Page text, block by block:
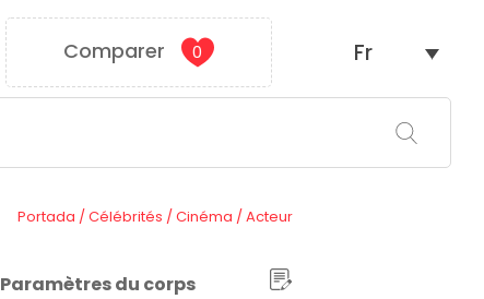
Comparer 0 Fr
Portada /Célébrités /Cinéma /Acteur
Paramètres du corps